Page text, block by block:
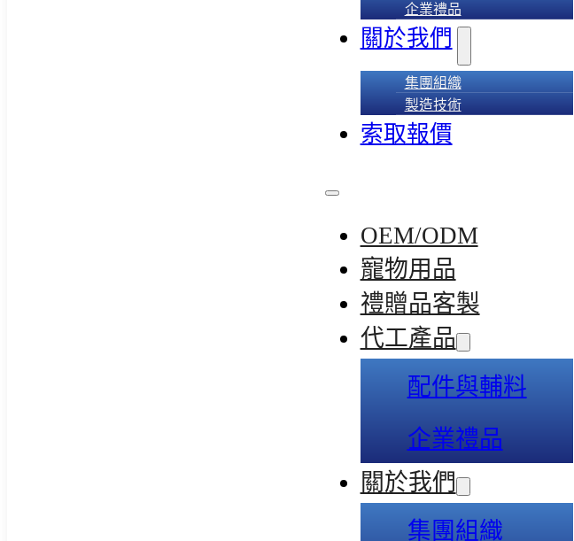
企業禮品
關於我們
集團組織
製造技術
索取報價
OEM/ODM
寵物用品
禮贈品客製
代工產品
配件與輔料
企業禮品
關於我們
集團組織